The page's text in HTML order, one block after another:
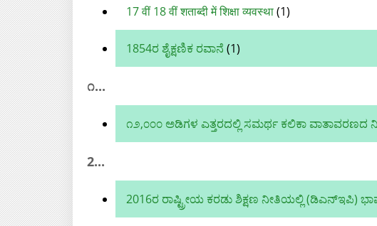
17 वीं 18 वीं शताब्दी में शिक्षा व्यवस्था(1)
1854ರ ಶೈಕ್ಷಣಿಕ ರವಾನೆ (1)
೧...
೧೨,೦೦೦ ಅಡಿಗಳ ಎತ್ತರದಲ್ಲಿ ಸಮರ್ಥ ಕಲಿಕಾ
2...
2016ರ ರಾಷ್ಟ್ರೀಯ ಕರಡು ಶಿಕ್ಷಣ ನೀತಿಯಲ್ಲಿ (ಡಿಎನ್‌ಇಪಿ) ಭಾಷೆ